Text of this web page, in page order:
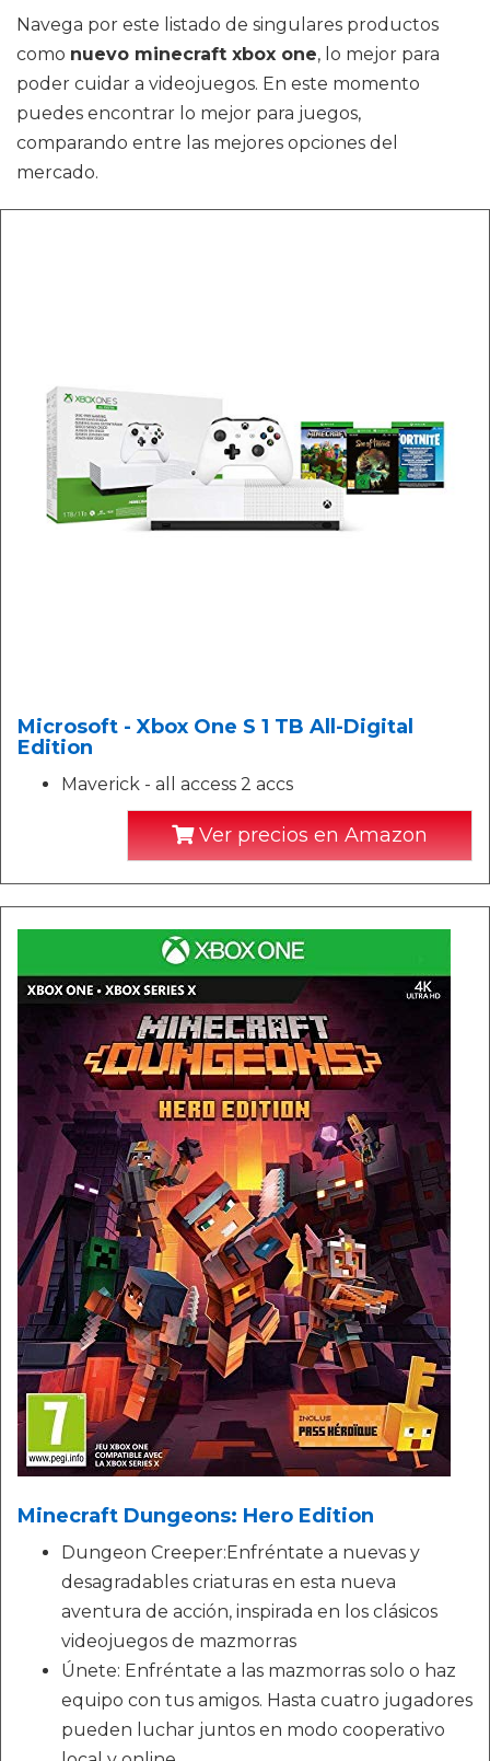
Navega por este listado de singulares productos
como nuevo minecraft xbox one, lo mejor para
poder cuidar a videojuegos. En este momento
puedes encontrar lo mejor para juegos,
comparando entre las mejores opciones del
mercado.
Microsoft - Xbox One S 1 TB All-Digital
Edition
Maverick - all access 2 accs
Ver precios en Amazon
Minecraft Dungeons: Hero Edition
Dungeon Creeper:Enfréntate a nuevas y
desagradables criaturas en esta nueva
aventura de acción, inspirada en los clásicos
videojuegos de mazmorras
Únete: Enfréntate a las mazmorras solo o haz
equipo con tus amigos. Hasta cuatro jugadores
pueden luchar juntos en modo cooperativo